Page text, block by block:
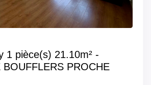
1 pièce(s) 21.10m² -
BOUFFLERS PROCHE